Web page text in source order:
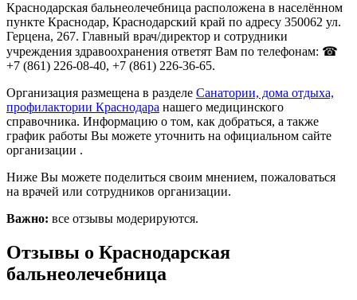
Краснодарская бальнеолечебница расположена в населённом
пункте Краснодар, Краснодарский край по адресу 350062 ул.
Герцена, 267. Главный врач/директор и сотрудники
учреждения здравоохранения ответят Вам по телефонам: ☎
+7 (861) 226-08-40, +7 (861) 226-36-65.
Организация размещена в разделе Санатории, дома отдыха,
профилактории Краснодара нашего медицинского
справочника. Информацию о том, как добраться, а также
график работы Вы можете уточнить на официальном сайте
организации .
Ниже Вы можете поделиться своим мнением, пожаловаться
на врачей или сотрудников организации.
Важно: все отзывы модерируются.
Отзывы о Краснодарская
бальнеолечебница